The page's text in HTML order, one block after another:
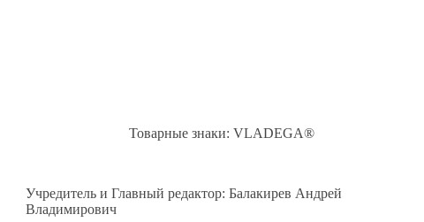
Товарные знаки: VLADEGA®
Учредитель и Главный редактор: Балакирев Андрей
Владимирович